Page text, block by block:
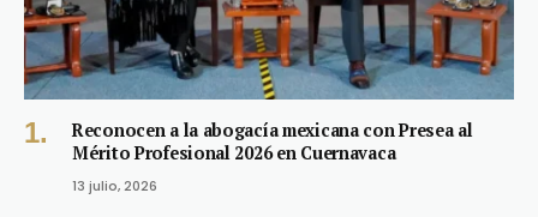
Reconocen a la abogacía mexicana con Presea al
Mérito Profesional 2026 en Cuernavaca
13 julio, 2026